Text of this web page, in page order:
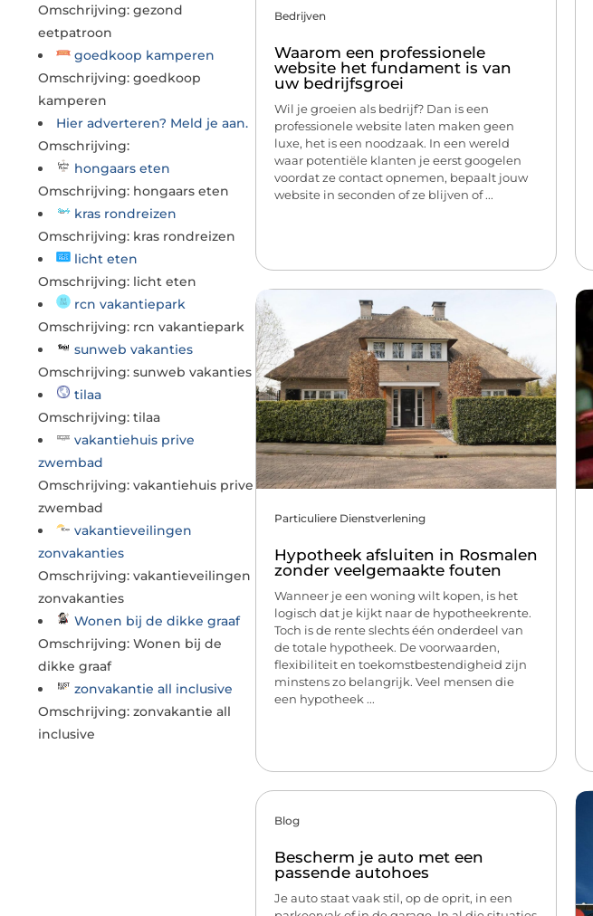
Bedrijven
Waarom een professionele
website het fundament is van
uw bedrijfsgroei
Wil je groeien als bedrijf? Dan is een
professionele website laten maken geen
luxe, het is een noodzaak. In een wereld
waar potentiële klanten je eerst googelen
voordat ze contact opnemen, bepaalt jouw
website in seconden of ze blijven of ...
Particuliere Dienstverlening
Hypotheek afsluiten in Rosmalen
zonder veelgemaakte fouten
Wanneer je een woning wilt kopen, is het
logisch dat je kijkt naar de hypotheekrente.
Toch is de rente slechts één onderdeel van
de totale hypotheek. De voorwaarden,
flexibiliteit en toekomstbestendigheid zijn
minstens zo belangrijk. Veel mensen die
een hypotheek ...
Blog
Bescherm je auto met een
passende autohoes
Je auto staat vaak stil, op de oprit, in een
Omschrijving: gezond
eetpatroon
goedkoop kamperen
Omschrijving: goedkoop
kamperen
Hier adverteren? Meld je aan.
Omschrijving:
hongaars eten
Omschrijving: hongaars eten
kras rondreizen
Omschrijving: kras rondreizen
licht eten
Omschrijving: licht eten
rcn vakantiepark
Omschrijving: rcn vakantiepark
sunweb vakanties
Omschrijving: sunweb vakanties
tilaa
Omschrijving: tilaa
vakantiehuis prive
zwembad
Omschrijving: vakantiehuis prive
zwembad
vakantieveilingen
zonvakanties
Omschrijving: vakantieveilingen
zonvakanties
Wonen bij de dikke graaf
Omschrijving: Wonen bij de
dikke graaf
zonvakantie all inclusive
Omschrijving: zonvakantie all
inclusive